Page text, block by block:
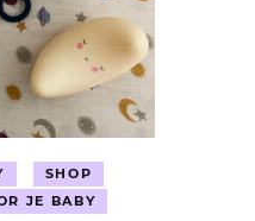
SHOP
JE BABY